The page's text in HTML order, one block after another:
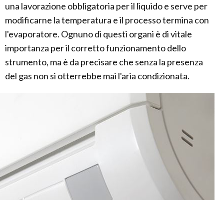
una lavorazione obbligatoria per il liquido e serve per
modificarne la temperatura e il processo termina con
l'evaporatore. Ognuno di questi organi è di vitale
importanza per il corretto funzionamento dello
strumento, ma è da precisare che senza la presenza
del gas non si otterrebbe mai l'aria condizionata.